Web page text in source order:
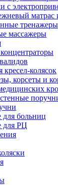
с
матрас
тренажеры
массажеры
кресел-колясок
корсеты и
для больниц
для РЦ